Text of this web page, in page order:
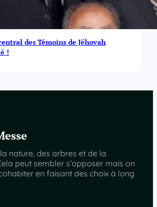
des Témoins de Jéhovah
!
nature, des arbres et de la
peut sembler s’opposer mais on
en faisant des choix à long